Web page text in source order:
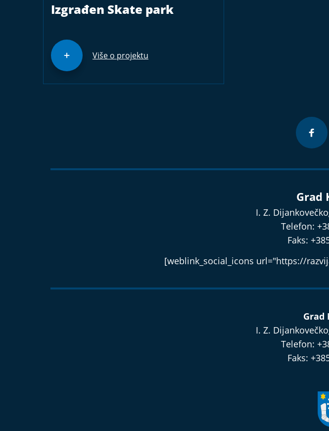
Izgrađen Skate park
Više o projektu
Grad
I. Z.
Telefon:
Faks:
[weblink_social_icons url="https://
Grad
I. Z.
Telefon:
Faks: